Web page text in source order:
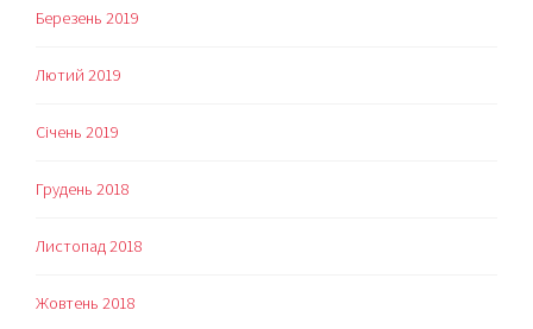
Березень 2019
Лютий 2019
Січень 2019
Грудень 2018
Листопад 2018
Жовтень 2018